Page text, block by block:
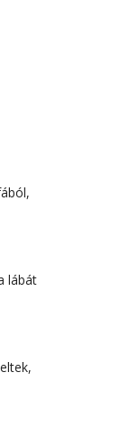
lábát